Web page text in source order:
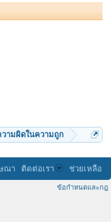
วามผิดในความถูก
ณา ติดต่อเรา ช่วยเหลือ
ข้อกำหนดและกฎ